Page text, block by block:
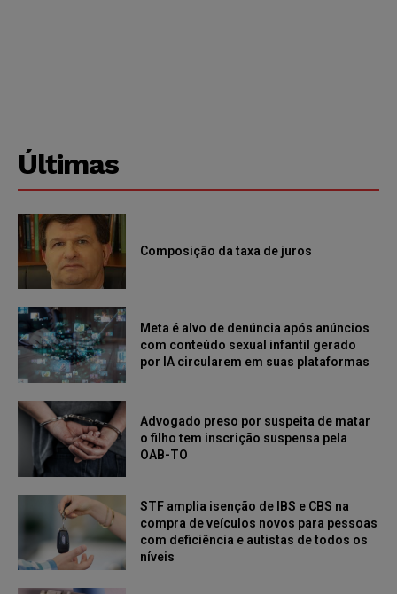
Últimas
Composição da taxa de juros
Meta é alvo de denúncia após anúncios
com conteúdo sexual infantil gerado
por IA circularem em suas plataformas
Advogado preso por suspeita de matar
o filho tem inscrição suspensa pela
OAB-TO
STF amplia isenção de IBS e CBS na
compra de veículos novos para pessoas
com deficiência e autistas de todos os
níveis